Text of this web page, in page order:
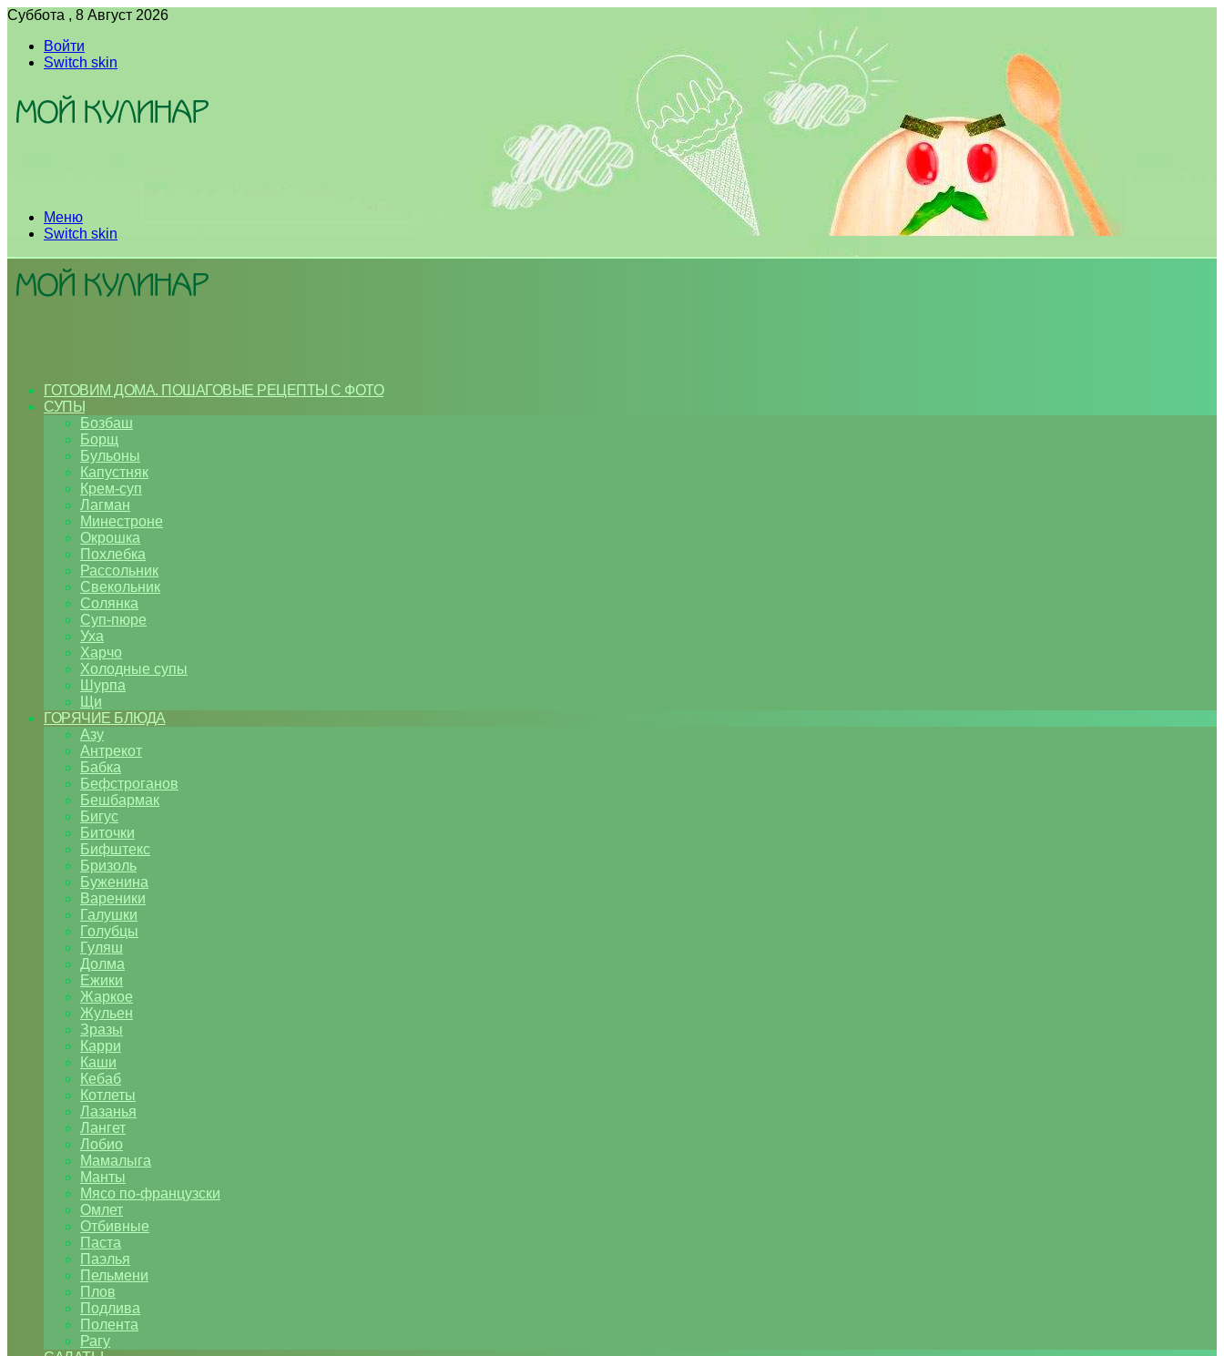
Суббота , 8 Август 2026
Войти
Switch skin
Меню
Switch skin
ГОТОВИМ ДОМА. ПОШАГОВЫЕ РЕЦЕПТЫ С ФОТО
СУПЫ
Бозбаш
Борщ
Бульоны
Капустняк
Крем-суп
Лагман
Минестроне
Окрошка
Похлебка
Рассольник
Свекольник
Солянка
Суп-пюре
Уха
Харчо
Холодные супы
Шурпа
Щи
ГОРЯЧИЕ БЛЮДА
Азу
Антрекот
Бабка
Бефстроганов
Бешбармак
Бигус
Биточки
Бифштекс
Бризоль
Буженина
Вареники
Галушки
Голубцы
Гуляш
Долма
Ежики
Жаркое
Жульен
Зразы
Карри
Каши
Кебаб
Котлеты
Лазанья
Лангет
Лобио
Мамалыга
Манты
Мясо по-французски
Омлет
Отбивные
Паста
Паэлья
Пельмени
Плов
Подлива
Полента
Рагу